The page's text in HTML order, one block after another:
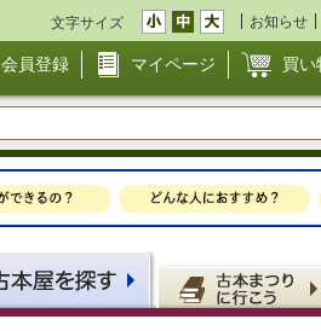
文字サイズ お知らせ
会員登録 マイページ 買い